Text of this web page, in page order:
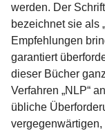
werden. Der
bezeichnet sie als
Empfehlungen
garantiert
dieser Bücher
Verfahren „NLP“
übliche
vergegenwärtigen,